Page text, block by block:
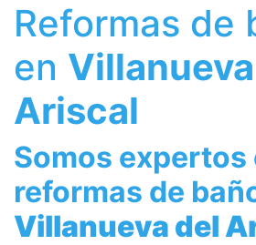
Reformas de
en
Ariscal
Somos expertos
reformas de
Villanueva del